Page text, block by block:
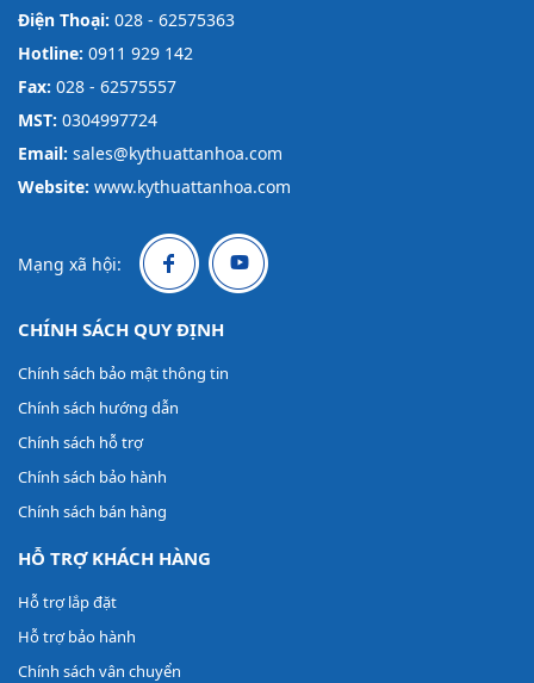
Điện Thoại: 028 - 62575363
Hotline: 0911 929 142
Fax: 028 - 62575557
MST: 0304997724
Email: sales@kythuattanhoa.com
Website: www.kythuattanhoa.com
Mạng xã hội:
CHÍNH SÁCH QUY ĐỊNH
Chính sách bảo mật thông tin
Chính sách hướng dẫn
Chính sách hỗ trợ
Chính sách bảo hành
Chính sách bán hàng
HỖ TRỢ KHÁCH HÀNG
Hỗ trợ lắp đặt
Hỗ trợ bảo hành
Chính sách vân chuyển